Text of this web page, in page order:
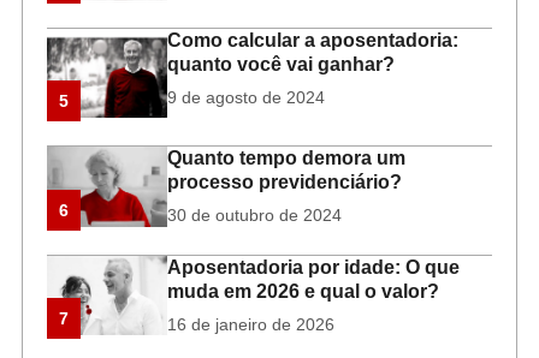
5
Como calcular a aposentadoria:
quanto você vai ganhar?
9 de agosto de 2024
6
Quanto tempo demora um
processo previdenciário?
30 de outubro de 2024
7
Aposentadoria por idade: O que
muda em 2026 e qual o valor?
16 de janeiro de 2026